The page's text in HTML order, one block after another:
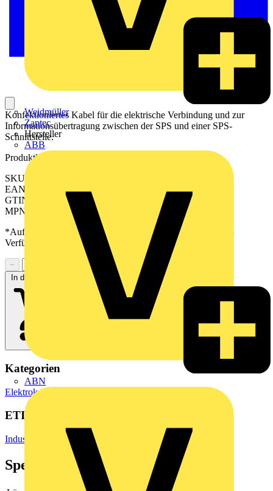
Weidmüller
Zaptec
Hersteller
ABB
ABN
Konfektioniertes Kabel für die elektrische Verbindung und zur
Informationsübertragung zwischen der SPS und einer SPS-
Schnittstelle.
Produktkennzeichen
SKU: 2531500010
EAN: 04032248313686
GTIN: 04032248313686
MPN: PAC-S1200-HE20-V8-1M
*Auf Anfrage verfügbar - bitte in den Warenkorb legen, um
Verfügbarkeit zu prüfen
−
+
In den Warenkorb
Kategorien
Elektrokabel & Leitungen
ETIM Group
Industriesteuerungen SPS
Spezifikationen